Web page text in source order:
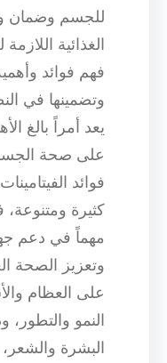
للجسم وضمان
الغذائية
فهم فوائد
وتضمينها في
يعد أمراً بالغ
على صحة
فوائد
كثيرة
مهماً في دعم
وتعزيز الصحة
على العظام
النمو
البشرة